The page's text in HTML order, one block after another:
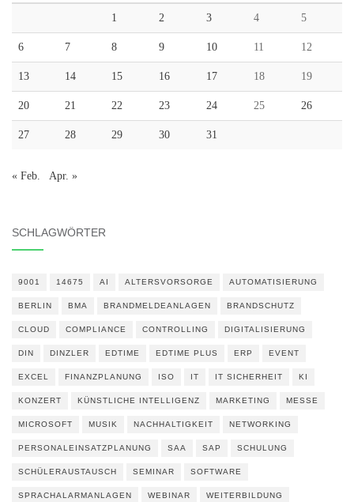
1 2 3 4 5
6 7 8 9 10 11 12
13 14 15 16 17 18 19
20 21 22 23 24 25 26
27 28 29 30 31
« Feb. Apr. »
SCHLAGWÖRTER
9001 14675 AI ALTERSVORSORGE AUTOMATISIERUNG
BERLIN BMA BRANDMELDEANLAGEN BRANDSCHUTZ
CLOUD COMPLIANCE CONTROLLING DIGITALISIERUNG
DIN DINZLER EDTIME EDTIME PLUS ERP EVENT
EXCEL FINANZPLANUNG ISO IT IT SICHERHEIT KI
KONZERT KÜNSTLICHE INTELLIGENZ MARKETING MESSE
MICROSOFT MUSIK NACHHALTIGKEIT NETWORKING
PERSONALEINSATZPLANUNG SAA SAP SCHULUNG
SCHÜLERAUSTAUSCH SEMINAR SOFTWARE
SPRACHALARMANLAGEN WEBINAR WEITERBILDUNG